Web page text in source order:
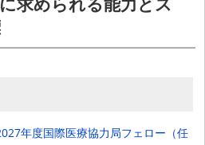
年度国際医療協力局フェロー（任